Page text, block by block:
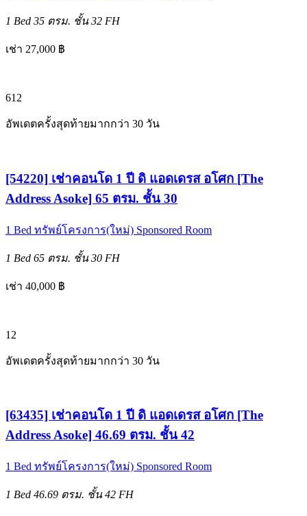
1 Bed 35 ตรม. ชั้น 32 FH
เช่า 27,000 ฿
612
อัพเดตครั้งสุดท้ายมากกว่า 30 วัน
[54220] เช่าคอนโด 1 ปี ดิ แอดเดรส อโศก [The
Address Asoke] 65 ตรม. ชั้น 30
1 Bed ทรัพย์โครงการ(ใหม่) Sponsored Room
1 Bed 65 ตรม. ชั้น 30 FH
เช่า 40,000 ฿
12
อัพเดตครั้งสุดท้ายมากกว่า 30 วัน
[63435] เช่าคอนโด 1 ปี ดิ แอดเดรส อโศก [The
Address Asoke] 46.69 ตรม. ชั้น 42
1 Bed ทรัพย์โครงการ(ใหม่) Sponsored Room
1 Bed 46.69 ตรม. ชั้น 42 FH